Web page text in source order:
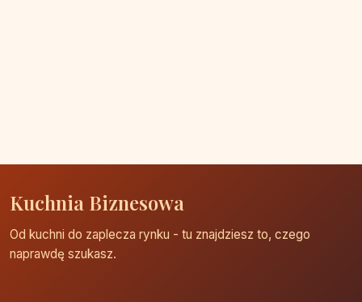
Kuchnia Biznesowa
Od kuchni do zaplecza rynku - tu znajdziesz to, czego
naprawdę szukasz.